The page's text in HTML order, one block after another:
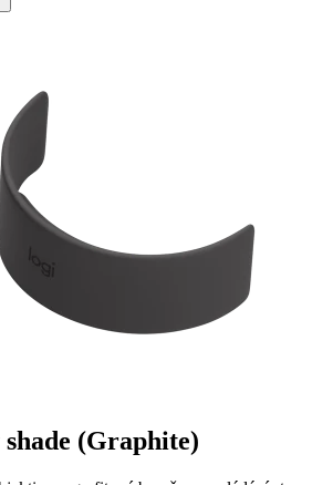
(Graphite)